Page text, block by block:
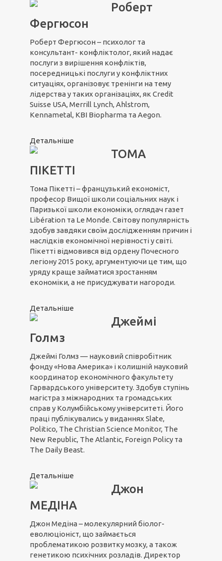
Роберт
Фергюсон
Роберт Фергюсон – психолог та
консультант- конфліктолог, який надає
послуги з вирішення конфліктів,
посередницькі послуги у конфліктних
ситуаціях, організовує тренінги на тему
лідерства у таких організаціях, як Credit
Suisse USA, Merrill Lynch, Ahlstrom,
Kennametal, KBI Biopharma та Aegon.
Детальніше
ТОМА
ПІКЕТТІ
Тома Пікетті – французький економіст,
професор Вищої школи соціальних наук і
Паризької школи економіки, оглядач газет
Libération та Le Monde. Світову популярність
здобув завдяки своїм дослідженням причин і
наслідків економічної нерівності у світі.
Пікетті відмовився від ордену Почесного
легіону 2015 року, аргументуючи це тим, що
уряду краще займатися зростанням
економіки, а не присуджувати нагороди.
Детальніше
Джеймі
Голмз
Джеймі Голмз — науковий співробітник
фонду «Нова Америка» і колишній науковий
координатор економічного факультету
Гарвардського університету. Здобув ступінь
магістра з міжнародних та громадських
справ у Колумбійському університеті. Його
праці публікувались у виданнях Slate,
Politico, The Christian Science Monitor, The
New Republic, The Atlantic, Foreign Policy та
The Daily Beast.
Детальніше
Джон
МЕДІНА
Джон Медіна – молекулярний біолог-
еволюціоніст, що займається
проблематикою розвитку мозку, а також
генетикою психічних розладів. Директор